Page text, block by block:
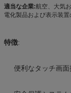
適当な企業:航空、大気
電化製品および表示装置
特徴:
便利なタッチ画面